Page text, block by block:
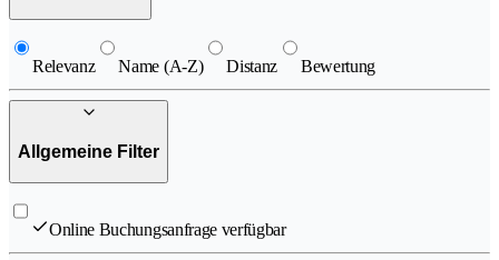
Relevanz Name (A-Z) Distanz Bewertung
Allgemeine Filter
Online Buchungsanfrage verfügbar